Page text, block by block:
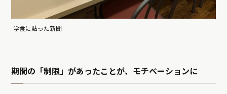
学食に貼った新聞
期間の「制限」があったことが、モチベーションに